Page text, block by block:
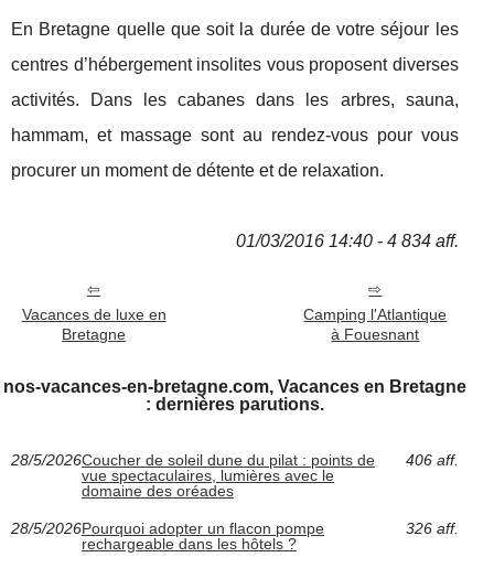
En Bretagne quelle que soit la durée de votre séjour les
centres d’hébergement insolites vous proposent diverses
activités. Dans les cabanes dans les arbres, sauna,
hammam, et massage sont au rendez-vous pour vous
procurer un moment de détente et de relaxation.
01/03/2016 14:40 - 4 834 aff.
Vacances de luxe en
Bretagne
Camping l'Atlantique
à Fouesnant
nos-vacances-en-bretagne.com, Vacances en Bretagne
: dernières parutions.
28/5/2026Coucher de soleil dune du pilat : points de
vue spectaculaires, lumières avec le
domaine des oréades
406 aff.
28/5/2026Pourquoi adopter un flacon pompe
rechargeable dans les hôtels ?
326 aff.